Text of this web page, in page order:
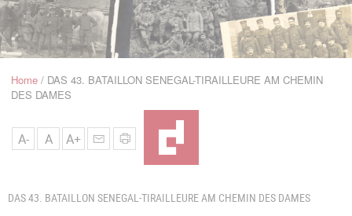
Navigation
Breadcrumb
Home DAS 43. BATAILLON SENEGAL-TIRAILLEURE AM CHEMIN
DES DAMES
A- A A+
DAS 43. BATAILLON SENEGAL-TIRAILLEURE AM CHEMIN DES DAMES